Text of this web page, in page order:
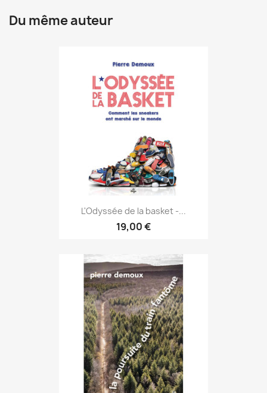
Du même auteur
L'Odyssée de la basket -...
19,00 €